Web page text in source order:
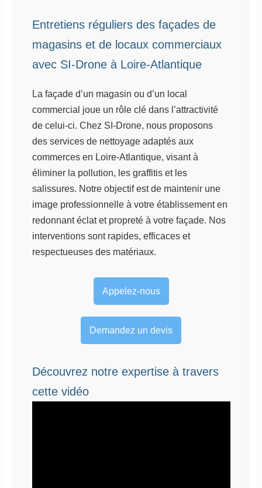
Entretiens réguliers des façades de
magasins et de locaux commerciaux
avec SI-Drone à Loire-Atlantique
La façade d’un magasin ou d’un local
commercial joue un rôle clé dans l’attractivité
de celui-ci. Chez SI-Drone, nous proposons
des services de nettoyage adaptés aux
commerces en Loire-Atlantique, visant à
éliminer la pollution, les graffitis et les
salissures. Notre objectif est de maintenir une
image professionnelle à votre établissement en
redonnant éclat et propreté à votre façade. Nos
interventions sont rapides, efficaces et
respectueuses des matériaux.
Appelez-nous
Demandez un devis
Découvrez notre expertise à travers
cette vidéo